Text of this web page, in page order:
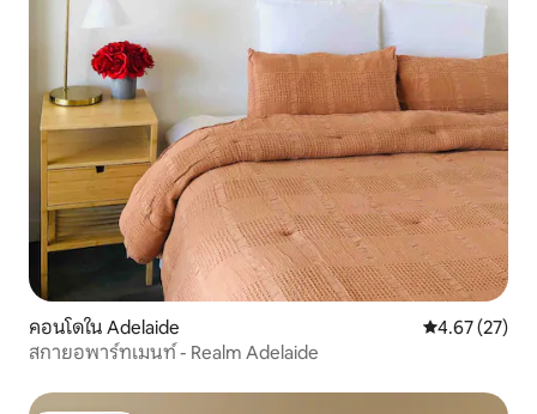
คอนโดใน Adelaide คะแนนเฉลี่ย
4.67 (27)
สกายอพาร์ทเมนท์ - Realm Adelaide